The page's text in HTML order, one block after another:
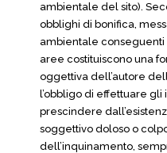
ambientale del sito).
obblighi di bonifica,
ambientale
aree costituiscono una
oggettiva dell’autore
l’obbligo di effettuare
prescindere
soggettivo doloso o
dell’inquinamento,